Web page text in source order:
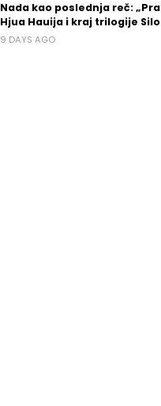
Nada kao poslednja reč:
Hjua Hauija i kraj trilogije
9 DAYS AGO